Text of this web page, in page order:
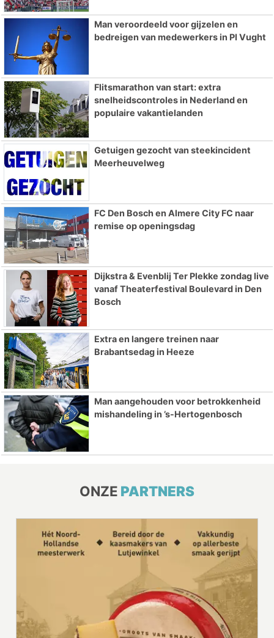
Man veroordeeld voor gijzelen en
bedreigen van medewerkers in PI Vught
Flitsmarathon van start: extra
snelheidscontroles in Nederland en
populaire vakantielanden
Getuigen gezocht van steekincident
Meerheuvelweg
FC Den Bosch en Almere City FC naar
remise op openingsdag
Dijkstra & Evenblij Ter Plekke zondag live
vanaf Theaterfestival Boulevard in Den
Bosch
Extra en langere treinen naar
Brabantsedag in Heeze
Man aangehouden voor betrokkenheid
mishandeling in ’s-Hertogenbosch
ONZE PARTNERS